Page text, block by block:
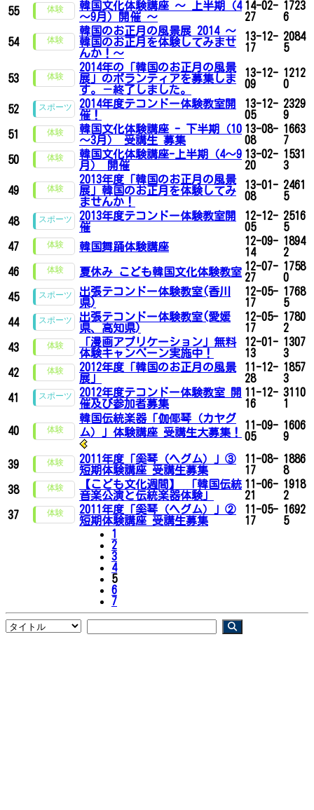
55
韓国文化体験講座 ～ 上半期（4
～9月）開催 ～
14-02-
27
1723
6
54
韓国のお正月の風景展 2014 ～
韓国のお正月を体験してみませ
んか！～
13-12-
17
2084
5
53
2014年の「韓国のお正月の風景
展」のボランティアを募集しま
す。－終了しました。
13-12-
09
1212
0
52
2014年度テコンドー体験教室開
催！
13-12-
05
2329
9
51
韓国文化体験講座 - 下半期（10
～3月） 受講生 募集
13-08-
08
1663
7
50
韓国文化体験講座-上半期（4～9
月） 開催
13-02-
20
1531
3
49
2013年度「韓国のお正月の風景
展」韓国のお正月を体験してみ
ませんか！
13-01-
08
2461
5
48
2013年度テコンドー体験教室開
催
12-12-
05
2516
5
47
韓国舞踊体験講座
12-09-
14
1894
2
46
夏休み こども韓国文化体験教室 12-07-
27
1758
0
45
出張テコンドー体験教室(香川
県)
12-05-
17
1768
5
44
出張テコンドー体験教室(愛媛
県、高知県)
12-05-
17
1780
2
43
「漫画アプリケーション」無料
体験キャンペーン実施中！
12-01-
13
1307
3
42
2012年度「韓国のお正月の風景
展」
11-12-
28
1857
3
41
2012年度テコンドー体験教室 開
催及び参加者募集
11-12-
16
3110
1
40
韓国伝統楽器「伽倻琴（カヤグ
ム）」体験講座 受講生大募集！
11-09-
05
1606
9
39
2011年度「奚琴（ヘグム）」③
短期体験講座 受講生募集
11-08-
17
1886
8
38
【こども文化週間】 「韓国伝統
音楽公演と伝統楽器体験」
11-06-
21
1918
2
37
2011年度「奚琴（ヘグム）」②
短期体験講座 受講生募集
11-05-
17
1692
5
1
2
3
4
5
6
7